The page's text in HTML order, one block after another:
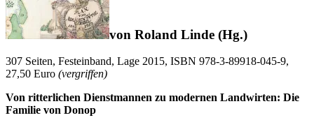
von Roland Linde (Hg.)
307 Seiten, Festeinband, Lage 2015, ISBN 978-3-89918-045-9,
27,50 Euro (vergriffen)
Von ritterlichen Dienstmannen zu modernen Landwirten: Die
Familie von Donop